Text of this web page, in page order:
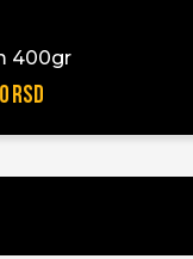
400gr
RSD